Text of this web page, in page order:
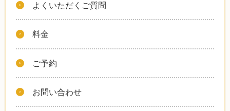
よくいただくご質問
料金
ご予約
お問い合わせ